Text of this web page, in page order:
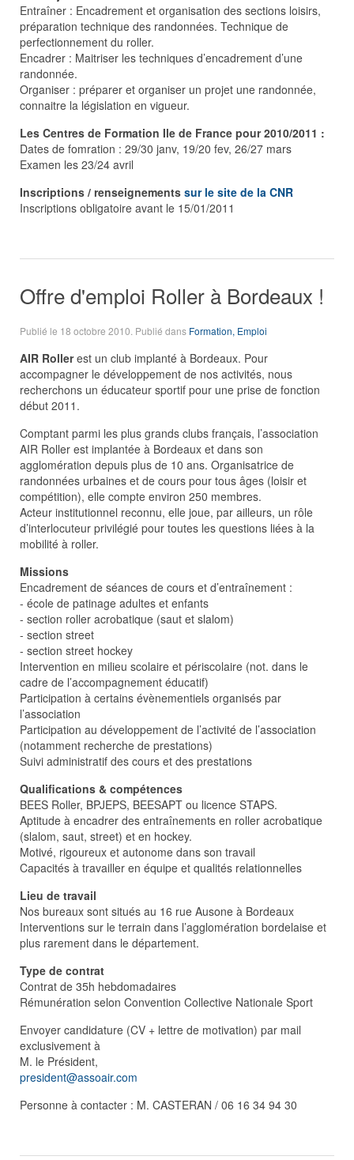
Entraîner : Encadrement et organisation des sections loisirs,
préparation technique des randonnées. Technique de
perfectionnement du roller.
Encadrer : Maitriser les techniques d’encadrement d’une
randonnée.
Organiser : préparer et organiser un projet une randonnée,
connaitre la législation en vigueur.
Les Centres de Formation Ile de France pour 2010/2011 :
Dates de fomration : 29/30 janv, 19/20 fev, 26/27 mars
Examen les 23/24 avril
Inscriptions / renseignements sur le site de la CNR
Inscriptions obligatoire avant le 15/01/2011
Offre d'emploi Roller à Bordeaux !
Publié le 18 octobre 2010 . Publié dans Formation, Emploi
AIR Rollerest un club implanté à Bordeaux. Pour
accompagner le développement de nos activités, nous
recherchons un éducateur sportif pour une prise de fonction
début 2011.
Comptant parmi les plus grands clubs français, l’association
AIR Roller est implantée à Bordeaux et dans son
agglomération depuis plus de 10 ans. Organisatrice de
randonnées urbaines et de cours pour tous âges (loisir et
compétition), elle compte environ 250 membres.
Acteur institutionnel reconnu, elle joue, par ailleurs, un rôle
d’interlocuteur privilégié pour toutes les questions liées à la
mobilité à roller.
Missions
Encadrement de séances de cours et d’entraînement :
- école de patinage adultes et enfants
- section roller acrobatique (saut et slalom)
- section street
- section street hockey
Intervention en milieu scolaire et périscolaire (not. dans le
cadre de l’accompagnement éducatif)
Participation à certains évènementiels organisés par
l’association
Participation au développement de l’activité de l’association
(notamment recherche de prestations)
Suivi administratif des cours et des prestations
Qualifications & compétences
BEES Roller, BPJEPS, BEESAPT ou licence STAPS.
Aptitude à encadrer des entraînements en roller acrobatique
(slalom, saut, street) et en hockey.
Motivé, rigoureux et autonome dans son travail
Capacités à travailler en équipe et qualités relationnelles
Lieu de travail
Nos bureaux sont situés au 16 rue Ausone à Bordeaux
Interventions sur le terrain dans l’agglomération bordelaise et
plus rarement dans le département.
Type de contrat
Contrat de 35h hebdomadaires
Rémunération selon Convention Collective Nationale Sport
Envoyer candidature (CV + lettre de motivation) par mail
exclusivement à
M. le Président,
president@assoair.com
Personne à contacter : M. CASTERAN / 06 16 34 94 30